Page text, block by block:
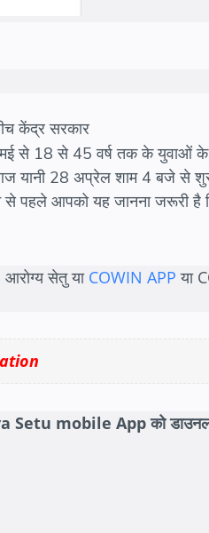
केंद्र सरकार
से 18 से 45 वर्ष तक के युवाओं के
यानी 28 अप्रेल शाम 4 बजे से
पहले आपको यह जानना जरूरी है
आरोग्य सेतु या COWIN APP या
Setu mobile App को